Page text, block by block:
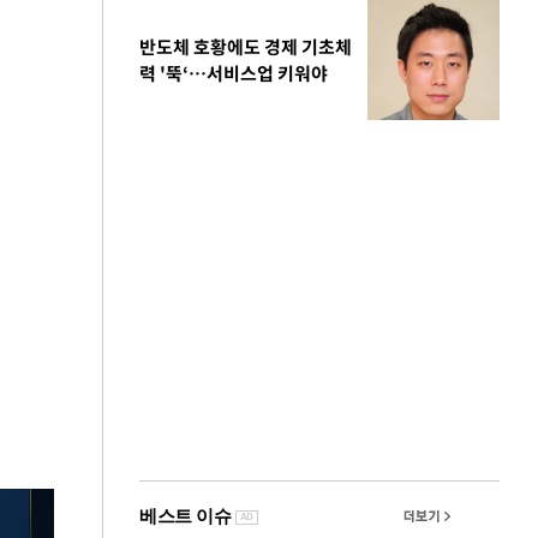
반도체 호황에도 경제 기초체
력 '뚝‘…서비스업 키워야